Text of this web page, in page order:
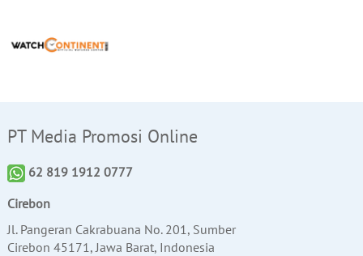
PT Media Promosi Online
62 819 1912 0777
Cirebon
Jl. Pangeran Cakrabuana No. 201, Sumber
Cirebon 45171, Jawa Barat, Indonesia